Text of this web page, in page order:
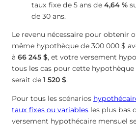
taux fixe de 5 ans de 4,64 %
de 30 ans.
Le revenu nécessaire pour obtenir
même hypothèque de 300 000 $
à 66 245 $, et votre versement
tous les cas pour cette hypothèque
serait de 1 520 $.
Pour tous les scénarios
taux fixes ou variables les plus bas
versement hypothécaire mensuel